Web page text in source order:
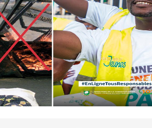
AIP
10 avr. 2026, 09:48
Nommé Médiateur de la
République, Gaoussou Touré
prend officiellement fonction
AIP
13 mars 2026, 10:43
Nécrologie : décès de
Guillaume Houphouët-Boigny,
fils du Père fondateur...